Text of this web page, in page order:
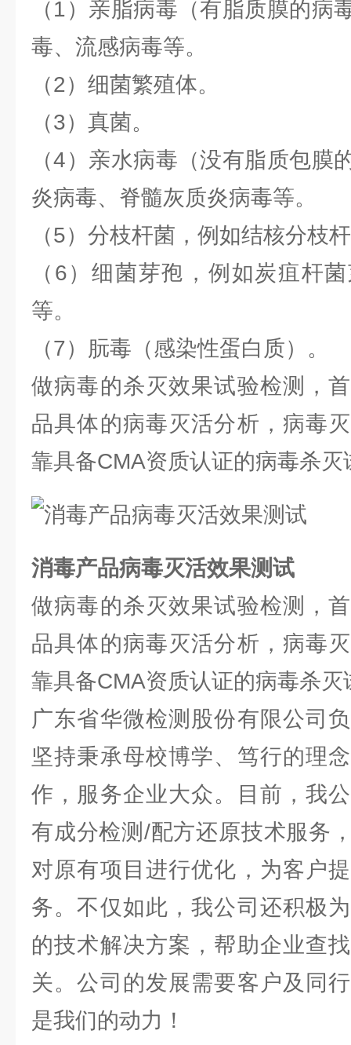
（1）亲脂病毒（有脂质膜的病
毒、流感病毒等。
（2）细菌繁殖体。
（3）真菌。
（4）亲水病毒（没有脂质包膜
炎病毒、脊髓灰质炎病毒等。
（5）分枝杆菌，例如结核分枝
（6）细菌芽孢，例如炭疽杆
等。
（7）朊毒（感染性蛋白质）。
做病毒的杀灭效果试验检测，
品具体的病毒灭活分析，病毒
靠具备CMA资质认证的病毒杀
消毒产品病毒灭活效果测试
做病毒的杀灭效果试验检测，
品具体的病毒灭活分析，病毒
靠具备CMA资质认证的病毒杀
广东省华微检测股份有限公司
坚持秉承母校博学、笃行的理
作，服务企业大众。目前，我
有成分检测/配方还原技术服务
对原有项目进行优化，为客户
务。不仅如此，我公司还积极
的技术解决方案，帮助企业查
关。公司的发展需要客户及同
是我们的动力！